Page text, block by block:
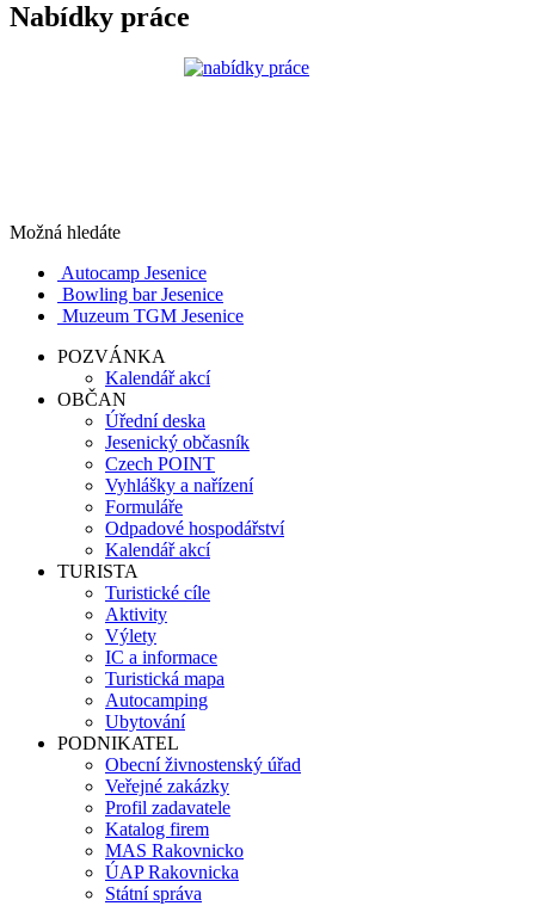
Nabídky práce
Možná hledáte
Autocamp Jesenice
Bowling bar Jesenice
Muzeum TGM Jesenice
POZVÁNKA
Kalendář akcí
OBČAN
Úřední deska
Jesenický občasník
Czech POINT
Vyhlášky a nařízení
Formuláře
Odpadové hospodářství
Kalendář akcí
TURISTA
Turistické cíle
Aktivity
Výlety
IC a informace
Turistická mapa
Autocamping
Ubytování
PODNIKATEL
Obecní živnostenský úřad
Veřejné zakázky
Profil zadavatele
Katalog firem
MAS Rakovnicko
ÚAP Rakovnicka
Státní správa